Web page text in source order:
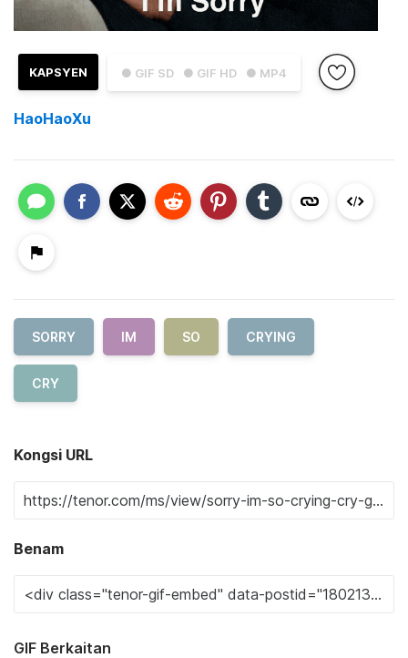
● GIF SD ● GIF HD ● MP4
KAPSYEN
HaoHaoXu
SORRY IM SO CRYING
CRY
Kongsi URL
Benam
GIF Berkaitan